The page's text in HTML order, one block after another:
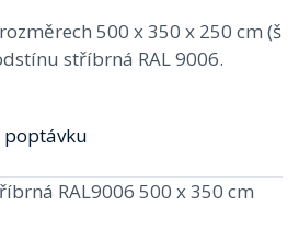
500 x 350 x 250 cm (š
stříbrná RAL 9006.
poptávku
RAL9006 500 x 350 cm